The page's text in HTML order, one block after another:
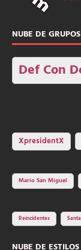
NUBE DE
Def Con
XpresidentX
Mario San Miguel
Reincidentes